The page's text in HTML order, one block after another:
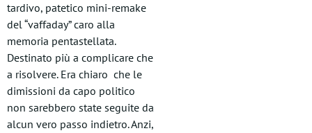
tardivo, patetico mini-remake
del “vaffaday” caro alla
memoria pentastellata.
Destinato più a complicare che
a risolvere. Era chiaro che le
dimissioni da capo politico
non sarebbero state seguite da
alcun vero passo indietro. Anzi,